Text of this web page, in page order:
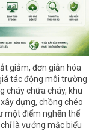
giảm, đơn giản hóa
tác động môi trường
cháy chữa cháy, khu
dựng, chồng chéo
một điểm nghẽn thể
là vướng mắc biểu